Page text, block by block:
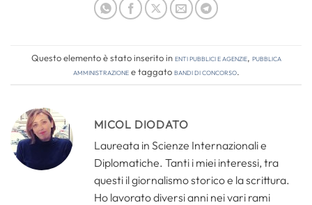
Questo elemento è stato inserito inEnti pubblici e agenzie, Pubblica
amministrazionee taggatobandi di concorso.
MICOL DIODATO
Laureata in Scienze Internazionali e
Diplomatiche. Tanti i miei interessi, tra
questi il giornalismo storico e la scrittura.
Ho lavorato diversi anni nei vari rami